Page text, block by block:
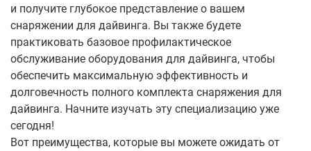
и получите глубокое представление о вашем
снаряжении для дайвинга. Вы также будете
практиковать базовое профилактическое
обслуживание оборудования для дайвинга, чтобы
обеспечить максимальную эффективность и
долговечность полного комплекта снаряжения для
дайвинга. Начните изучать эту специализацию уже
сегодня!
Вот преимущества, которые вы можете ожидать от